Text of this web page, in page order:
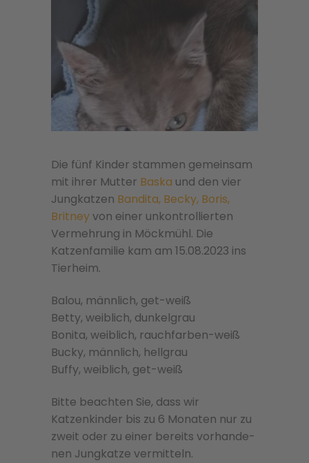
Die fünf Kinder stammen gemeinsam
mit ihrer Mutter Baska und den vier
Jungkatzen Bandita, Becky, Boris,
Britneyvon einer unkontrollierten
Vermehrung in Möckmühl. Die
Katzenfamilie kam am 15.08.2023 ins
Tierheim.
Balou, männlich, get-weiß
Betty, weiblich, dunkelgrau
Bonita, weiblich, rauchfarben-weiß
Bucky, männlich, hellgrau
Buffy, weiblich, get-weiß
Bitte beachten Sie, dass wir
Katzenkinder bis zu 6 Monaten nur zu
zweit oder zu einer bere­its vorhan­de­
nen Jungkatze ver­mit­teln.